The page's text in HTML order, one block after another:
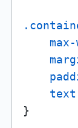
}